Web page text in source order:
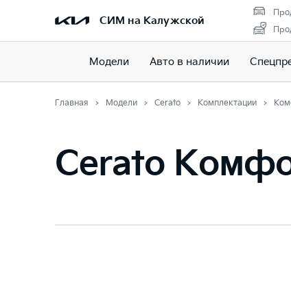
СИМ на Калужской
Модели Авто в наличии
Главная Модели Cerato Комплектации
Cerato